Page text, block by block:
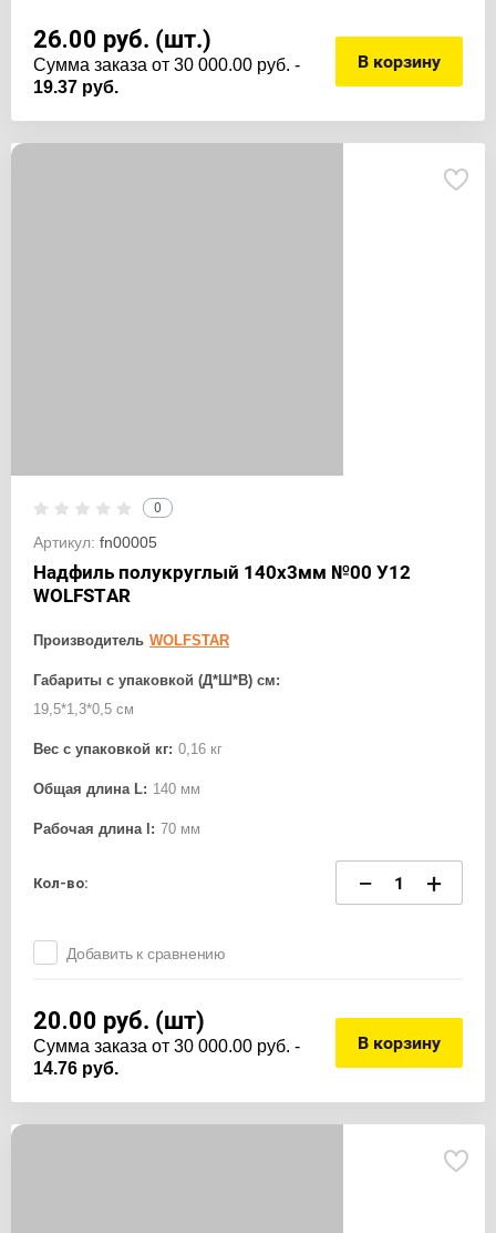
26.00 руб. (шт.)
Cумма заказа от 30 000.00 руб. -
19.37 руб.
В корзину
0
Артикул: fn00005
Надфиль полукруглый 140х3мм №00 У12
WOLFSTAR
Производитель WOLFSTAR
Габариты с упаковкой (Д*Ш*В) см:
19,5*1,3*0,5 см
Вес с упаковкой кг: 0,16 кг
Общая длина L: 140 мм
Рабочая длина l: 70 мм
Кол-во: − +
Добавить к сравнению
20.00 руб. (шт)
Cумма заказа от 30 000.00 руб. -
14.76 руб.
В корзину